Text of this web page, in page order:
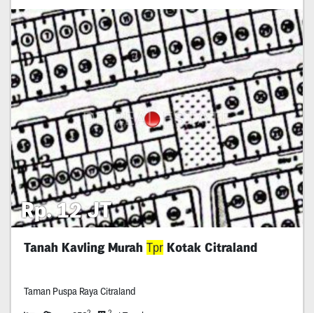
Rp. 12 JT
Tanah Kavling Murah TprKotak Citraland
Taman Puspa Raya Citraland